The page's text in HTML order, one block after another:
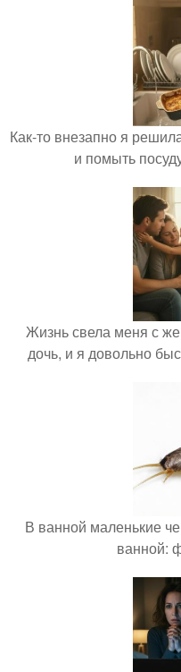
Как-то внезапно я
и помыть
Жизнь свела меня с
дочь, и я довольно
В ванной маленькие
ванной: